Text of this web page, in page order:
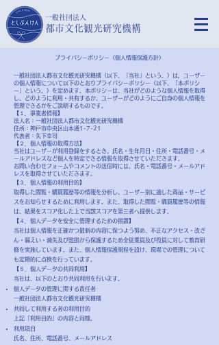
​一般社団法人
都市文化観光研究機構
プライバシーポリシー（個人情報保護方針）
​一般社団法人 都市文化観光研究機構 （以下、「当社」という。）は，ユーザー
の個人情報について以下のとおりプライバシーポリシー（以下、「本ポリシ
ー」という。）を定めます。本ポリシーは、当社がどのような個人情報を取得
し、どのように利用・共有するか、ユーザーがどのようにご自身の個人情報を
管理できるかをご説明するものです。
【１．事業者情報】
法人名： 一般社団法人 都市文化観光研究機構
住所：神戸市中央区山本通1-7-21
代表者：矢下幸司
【２．個人情報の取得方法】
当社はユーザーが利用登録をするとき、氏名・生年月日・住所・電話番号・メ
ールアドレスなど個人を特定できる情報を取得させていただきます。
お問い合わせフォームやコメントの送信時には、氏名・電話番号・メールアド
レスを取得させていただきます。
【３．個人情報の利用目的】
取得した閲覧・購買履歴等の情報を分析し、ユーザー別に適した商品・サービ
スをお知らせするために利用します。また、取得した閲覧・購買履歴等の情報
は、結果をスコア化した上で当該スコアを第三者へ提供します。
【４．個人データを安全に管理するための措置】
当社は個人情報を正確かつ最新の内容に保つよう努め、不正なアクセス・改ざ
ん・漏えい・滅失及び毀損から保護するため全従業員及び役員に対して教育研
修を実施しています。また、個人情報保護規程を設け、現場での管理について
も定期的に点検を行っています。
【５．個人データの共同利用】
当社は、以下のとおり共同利用を行います。
個人データの管理に関する責任者
一般社団法人 都市文化観光研究機構
共同して利用する者の利用目的
上記「利用目的」の内容と同様。
利用項目
氏名、住所、電話番号、メールアドレス